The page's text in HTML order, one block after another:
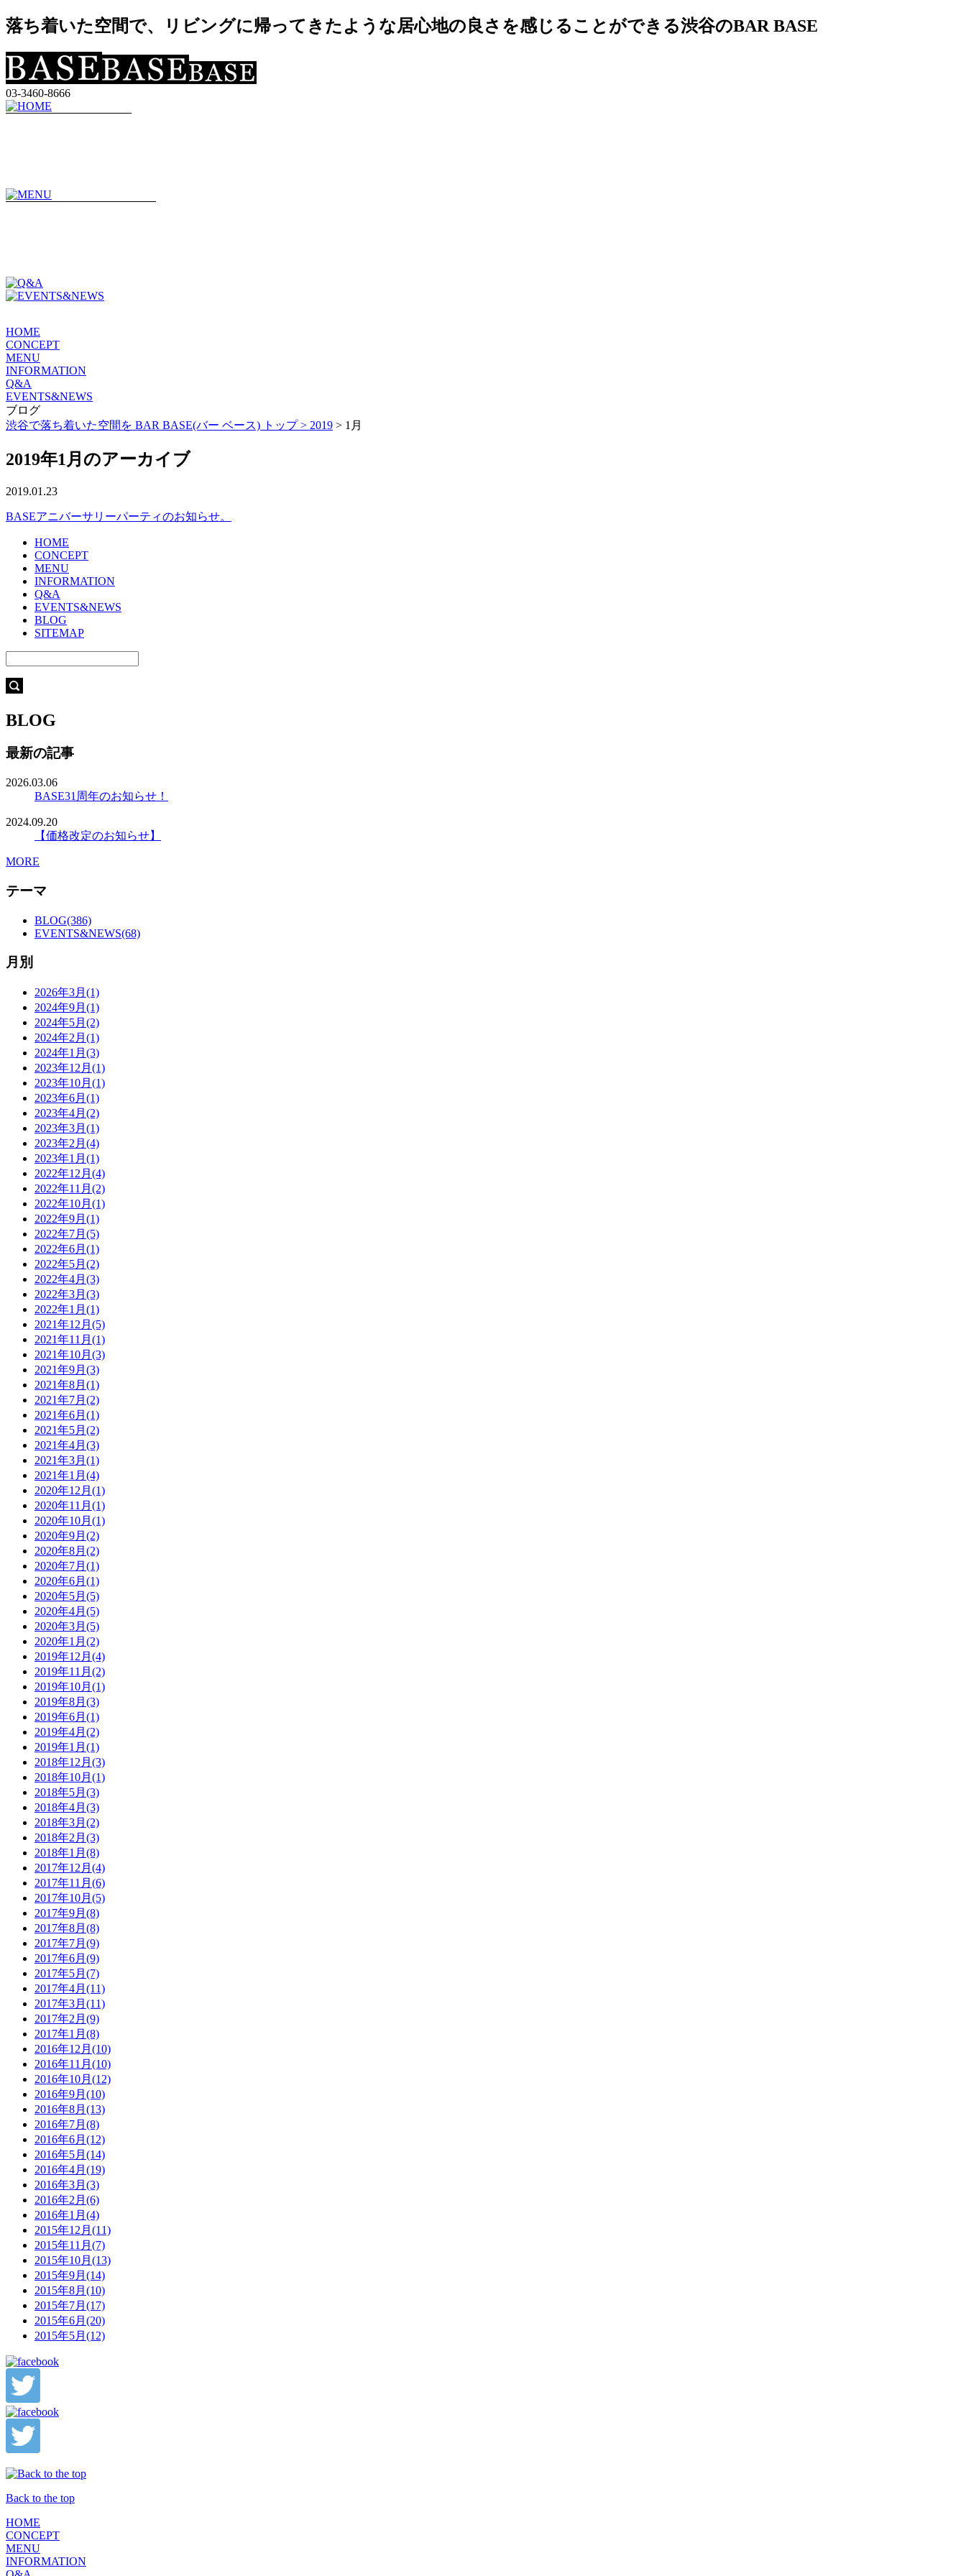
落ち着いた空間で、リビングに帰ってきたような居心地の良さを感じることができる渋谷のBAR BASE
03-3460-8666
HOME
CONCEPT
MENU
INFORMATION
Q&A
EVENTS&NEWS
ブログ
渋谷で落ち着いた空間を BAR BASE(バー ベース) トップ > 2019 > 1月
2019年1月のアーカイブ
2019.01.23
BASEアニバーサリーパーティのお知らせ。
HOME
CONCEPT
MENU
INFORMATION
Q&A
EVENTS&NEWS
BLOG
SITEMAP
BLOG
最新の記事
2026.03.06
BASE31周年のお知らせ！
2024.09.20
【価格改定のお知らせ】
MORE
テーマ
BLOG(386)
EVENTS&NEWS(68)
月別
2026年3月(1)
2024年9月(1)
2024年5月(2)
2024年2月(1)
2024年1月(3)
2023年12月(1)
2023年10月(1)
2023年6月(1)
2023年4月(2)
2023年3月(1)
2023年2月(4)
2023年1月(1)
2022年12月(4)
2022年11月(2)
2022年10月(1)
2022年9月(1)
2022年7月(5)
2022年6月(1)
2022年5月(2)
2022年4月(3)
2022年3月(3)
2022年1月(1)
2021年12月(5)
2021年11月(1)
2021年10月(3)
2021年9月(3)
2021年8月(1)
2021年7月(2)
2021年6月(1)
2021年5月(2)
2021年4月(3)
2021年3月(1)
2021年1月(4)
2020年12月(1)
2020年11月(1)
2020年10月(1)
2020年9月(2)
2020年8月(2)
2020年7月(1)
2020年6月(1)
2020年5月(5)
2020年4月(5)
2020年3月(5)
2020年1月(2)
2019年12月(4)
2019年11月(2)
2019年10月(1)
2019年8月(3)
2019年6月(1)
2019年4月(2)
2019年1月(1)
2018年12月(3)
2018年10月(1)
2018年5月(3)
2018年4月(3)
2018年3月(2)
2018年2月(3)
2018年1月(8)
2017年12月(4)
2017年11月(6)
2017年10月(5)
2017年9月(8)
2017年8月(8)
2017年7月(9)
2017年6月(9)
2017年5月(7)
2017年4月(11)
2017年3月(11)
2017年2月(9)
2017年1月(8)
2016年12月(10)
2016年11月(10)
2016年10月(12)
2016年9月(10)
2016年8月(13)
2016年7月(8)
2016年6月(12)
2016年5月(14)
2016年4月(19)
2016年3月(3)
2016年2月(6)
2016年1月(4)
2015年12月(11)
2015年11月(7)
2015年10月(13)
2015年9月(14)
2015年8月(10)
2015年7月(17)
2015年6月(20)
2015年5月(12)
Back to the top
HOME
CONCEPT
MENU
INFORMATION